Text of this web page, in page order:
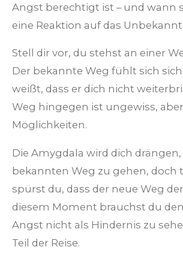
Angst berechtigt ist – und wann
eine Reaktion auf das
Stell dir vor, du stehst an einer
Der bekannte Weg fühlt sich
weißt, dass er dich nicht
Weg hingegen ist ungewiss,
Möglichkeiten.
Die Amygdala wird dich drängen,
bekannten Weg zu gehen, doch
spürst du, dass der neue Weg
diesem Moment brauchst du
Angst nicht als Hindernis zu
Teil der Reise.